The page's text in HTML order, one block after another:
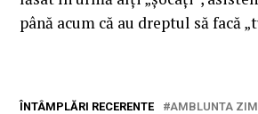
până acum că au dreptul să facă
ÎNTÂMPLĂRI RECERENTE AMBLUNTA